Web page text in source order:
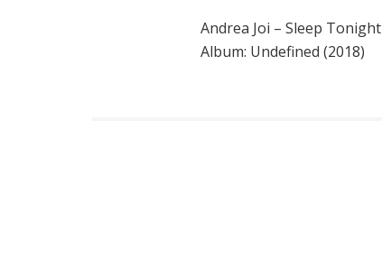
Andrea Joi – Sleep Tonight
Album: Undefined (2018)